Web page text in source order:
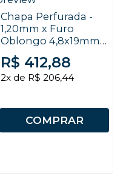
Chapa Perfurada -
1,20mm x Furo
Oblongo 4,8x19mm
x EC 9x23mm x 2x1m
R$ 412,88
2x de R$ 206,44
COMPRAR